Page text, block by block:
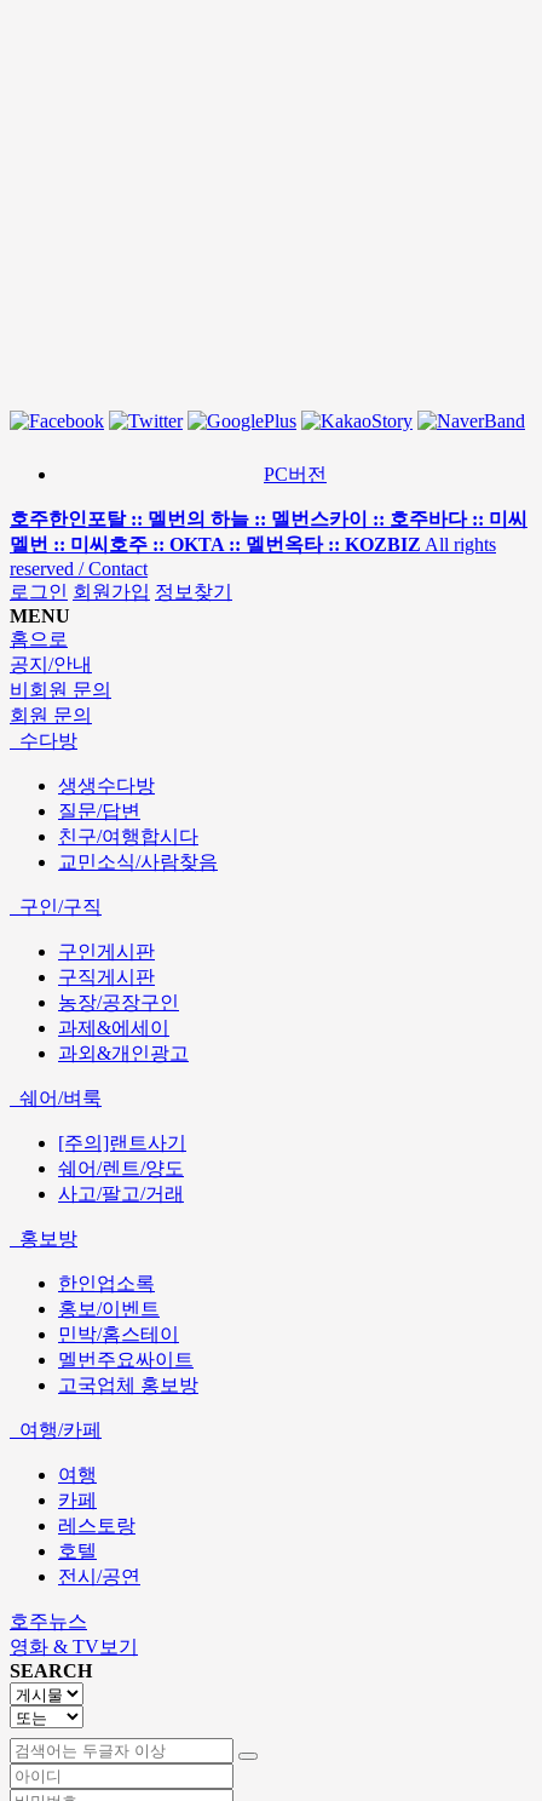
PC버전
호주한인포탈 :: 멜번의 하늘 :: 멜번스카이 :: 호주바다 :: 미씨
멜번 :: 미씨호주 :: OKTA :: 멜번옥타 :: KOZBIZ All rights
reserved / Contact
로그인 회원가입 정보찾기
MENU
홈으로
공지/안내
비회원 문의
회원 문의
수다방
생생수다방
질문/답변
친구/여행합시다
교민소식/사람찾음
구인/구직
구인게시판
구직게시판
농장/공장구인
과제&에세이
과외&개인광고
쉐어/벼룩
[주의]랜트사기
쉐어/렌트/양도
사고/팔고/거래
홍보방
한인업소록
홍보/이벤트
민박/홈스테이
멜번주요싸이트
고국업체 홍보방
여행/카페
여행
카페
레스토랑
호텔
전시/공연
호주뉴스
영화 & TV보기
SEARCH